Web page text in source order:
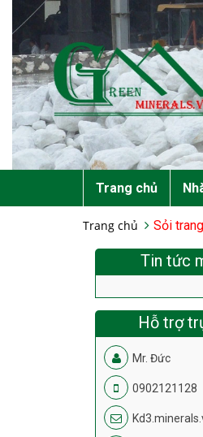
Trang chủ
Trang chủ Sỏi
Tin tức
Hỗ trợ
Mr. Đức
0902121128